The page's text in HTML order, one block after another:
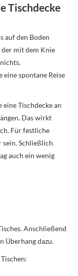
Tischdecke
auf den Boden
mit dem Knie
eine spontane Reise
Tischdecke an
Das wirkt
Für festliche
sein. Schließlich
auch ein wenig
Anschließend
Überhang dazu.